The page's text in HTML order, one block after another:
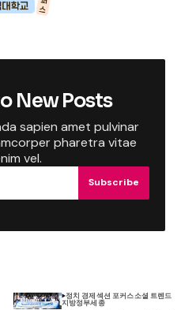
New Posts
sapien amet pulvinar
pharetra vitae
vel.
Subscribe
정치 경제섹션 포커스소셜 트렌드
지방정부세종